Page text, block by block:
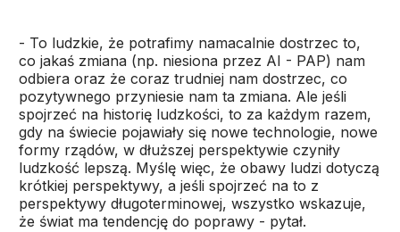
- To ludzkie, że potrafimy namacalnie dostrzec to,
co jakaś zmiana (np. niesiona przez AI - PAP) nam
odbiera oraz że coraz trudniej nam dostrzec, co
pozytywnego przyniesie nam ta zmiana. Ale jeśli
spojrzeć na historię ludzkości, to za każdym razem,
gdy na świecie pojawiały się nowe technologie, nowe
formy rządów, w dłuższej perspektywie czyniły
ludzkość lepszą. Myślę więc, że obawy ludzi dotyczą
krótkiej perspektywy, a jeśli spojrzeć na to z
perspektywy długoterminowej, wszystko wskazuje,
że świat ma tendencję do poprawy - pytał.